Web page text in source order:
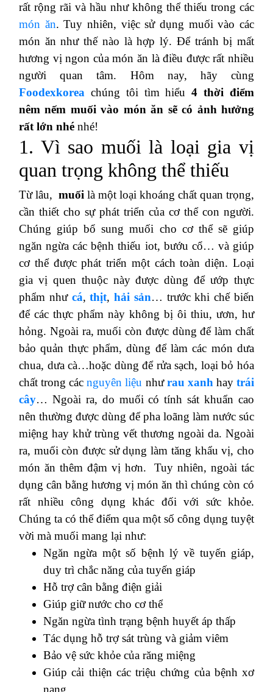
rất rộng rãi và hầu như không thể thiếu trong các
món ăn. Tuy nhiên, việc sử dụng muối vào các
món ăn như thế nào là hợp lý. Để tránh bị mất
hương vị ngon của món ăn là điều được rất nhiều
người quan tâm. Hôm nay, hãy cùng
Foodexkorea chúng tôi tìm hiểu4 thời điểm
nêm nếm muối vào món ăn sẽ có ảnh hưởng
rất lớn nhé nhé!
1. Vì sao muối là loại gia vị
quan trọng không thể thiếu
Từ lâu, muối là một loại khoáng chất quan trọng,
cần thiết cho sự phát triển của cơ thể con người.
Chúng giúp bổ sung muối cho cơ thể sẽ giúp
ngăn ngừa các bệnh thiếu iot, bướu cổ… và giúp
cơ thể được phát triển một cách toàn diện. Loại
gia vị quen thuộc này được dùng để ướp thực
phẩm như cá,thịt,hải sản… trước khi chế biến
để các thực phẩm này không bị ôi thiu, ươn, hư
hỏng. Ngoài ra, muối còn được dùng để làm chất
bảo quản thực phẩm, dùng để làm các món dưa
chua, dưa cà…hoặc dùng để rửa sạch, loại bỏ hóa
chất trong cácnguyên liệu nhưrau xanh haytrái
cây… Ngoài ra, do muối có tính sát khuẩn cao
nên thường được dùng để pha loãng làm nước súc
miệng hay khử trùng vết thương ngoài da. Ngoài
ra, muối còn được sử dụng làm tăng khẩu vị, cho
món ăn thêm đậm vị hơn. Tuy nhiên, ngoài tác
dụng cân bằng hương vị món ăn thì chúng còn có
rất nhiều công dụng khác đối với sức khỏe.
Chúng ta có thể điểm qua một số công dụng tuyệt
vời mà muối mang lại như:
Ngăn ngừa một số bệnh lý về tuyến giáp,
duy trì chắc năng của tuyến giáp
Hỗ trợ cân bằng điện giải
Giúp giữ nước cho cơ thể
Ngăn ngừa tình trạng bệnh huyết áp thấp
Tác dụng hỗ trợ sát trùng và giảm viêm
Bảo vệ sức khỏe của răng miệng
Giúp cải thiện các triệu chứng của bệnh xơ
nang